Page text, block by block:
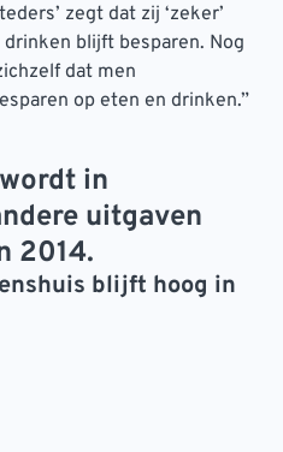
zegt dat zij ‘zeker’
blijft besparen. Nog
dat men
op eten en drinken.”
in
uitgaven
2014.
blijft hoog in